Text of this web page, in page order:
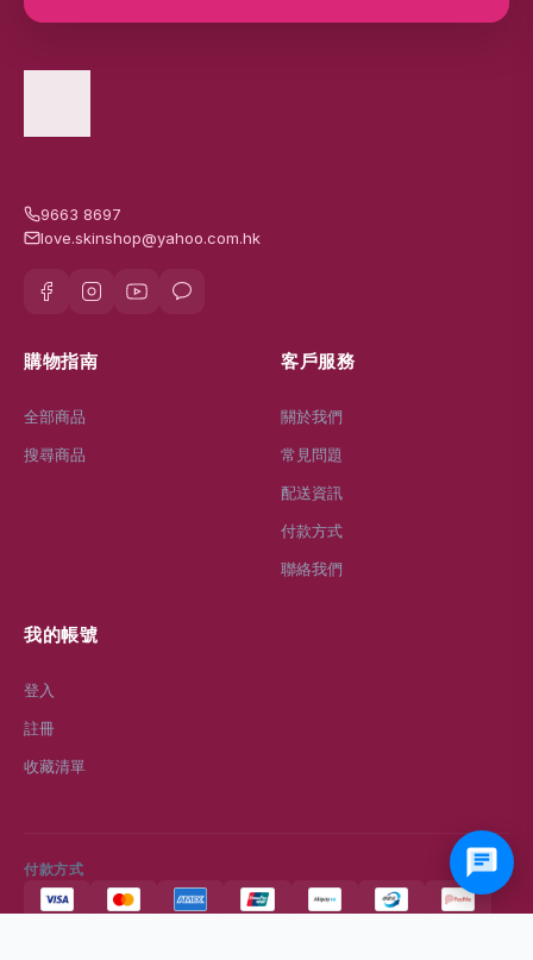
9663 8697
love.skinshop@yahoo.com.hk
購物指南
全部商品
搜尋商品
客戶服務
關於我們
常見問題
配送資訊
付款方式
聯絡我們
我的帳號
登入
註冊
收藏清單
付款方式